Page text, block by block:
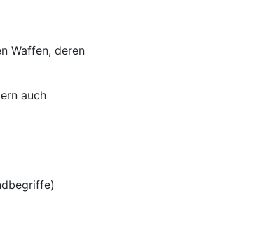
Waffen, deren
auch